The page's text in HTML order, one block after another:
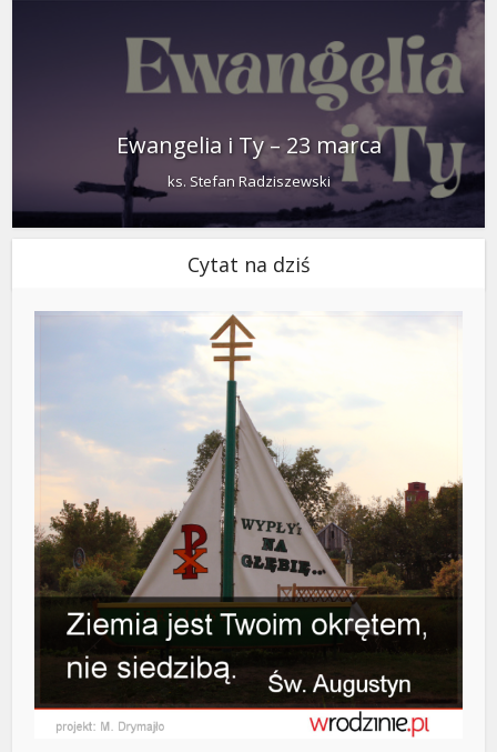
Ewangelia i Ty – 23 marca
ks. Stefan Radziszewski
Cytat na dziś